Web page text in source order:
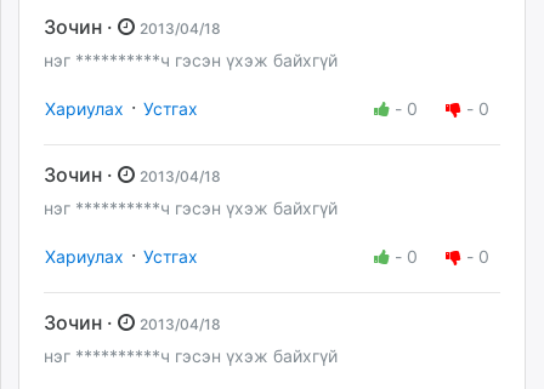
Зочин · 2013/04/18
нэг **********ч гэсэн үхэж байхгүй
Хариулах · Устгах - 0 - 0
Зочин · 2013/04/18
нэг **********ч гэсэн үхэж байхгүй
Хариулах · Устгах - 0 - 0
Зочин · 2013/04/18
нэг **********ч гэсэн үхэж байхгүй